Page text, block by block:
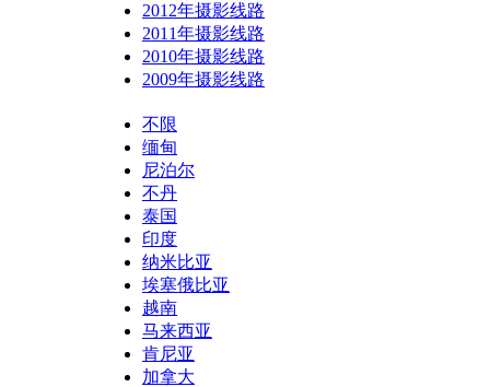
2012年摄影线路
2011年摄影线路
2010年摄影线路
2009年摄影线路
不限
缅甸
尼泊尔
不丹
泰国
印度
纳米比亚
埃塞俄比亚
越南
马来西亚
肯尼亚
加拿大